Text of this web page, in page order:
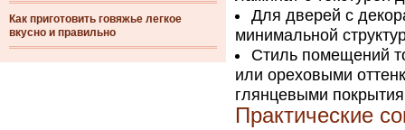
Как приготовить говяжье легкое
вкусно и правильно
Для дверей с
минимальной
Стиль помещений
или ореховыми
глянцевыми
Практические